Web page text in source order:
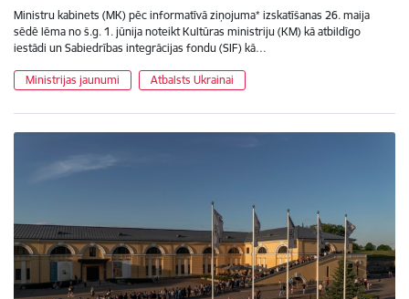
Ministru kabinets (MK) pēc informatīvā ziņojuma* izskatīšanas 26. maija
sēdē lēma no š.g. 1. jūnija noteikt Kultūras ministriju (KM) kā atbildīgo
iestādi un Sabiedrības integrācijas fondu (SIF) kā…
Ministrijas jaunumi Atbalsts Ukrainai